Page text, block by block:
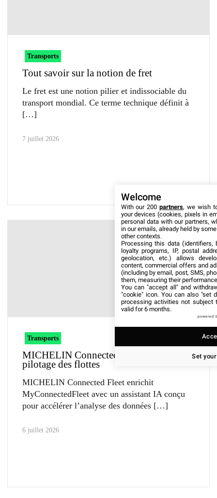
Transports
Tout savoir sur la notion de fret
Le fret est une notion pilier et indissociable du
transport mondial. Ce terme technique définit à
7 juillet 2026
Transports
MICHELIN Connected Fleet simplifie le
pilotage des flottes
MICHELIN Connected Fleet enrichit
MyConnectedFleet avec un assistant IA conçu
pour accélérer l’analyse des données
6 juillet 2026
Welcome
With our 200partners, we wish
your devices (cookies, pixels in
personal data with our partners,
in our emails, already held by
other contexts.
Processing this data (identifiers,
loyalty programs, IP, postal
geolocation, etc.) allows
content, commercial offers and
(including by email, post, SMS,
them, measuring their
You can "accept all" and
"cookie" icon. You can also "set
processing activities not subject
valid for 6 months.
powered
Set